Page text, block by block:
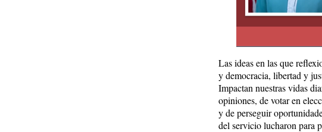
Las ideas en las que
y democracia, libertad y
Impactan nuestras vidas
opiniones, de votar en
y de perseguir
del servicio lucharon para